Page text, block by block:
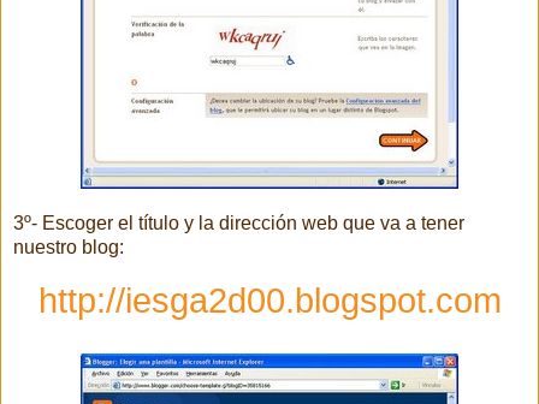
3º- Escoger el título y la dirección web que va a tener
nuestro blog:
http://iesga2d00.blogspot.com